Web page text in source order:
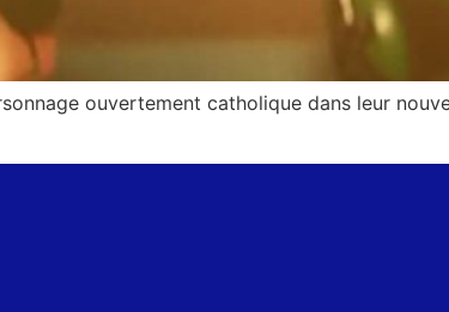
ouvertement catholique dans leur